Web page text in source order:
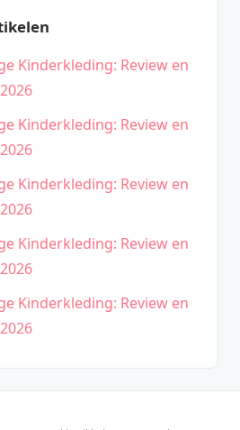
Kinderkleding: Review en
Kinderkleding: Review en
Kinderkleding: Review en
Kinderkleding: Review en
Kinderkleding: Review en